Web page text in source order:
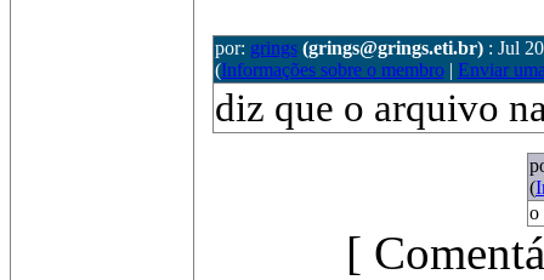
por: grings (grings@grings.eti.br) : Jul
(Informações sobre o membro| Enviar
diz que o arquivo
(
o
[